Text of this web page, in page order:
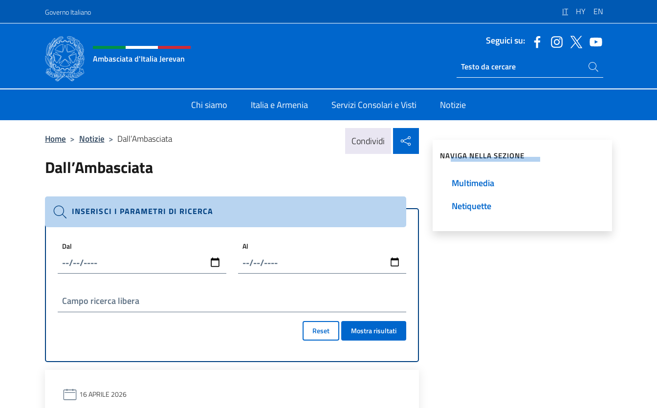
Governo Italiano IT HY EN
Intestazione sito, social e menù
Ambasciata d'Italia Jerevan
Seguici su:
Ricerca sito live
Cerca nel sito
Chi siamo Italia e Armenia Servizi Consolari e Visti Notizie
Home > Notizie > Dall’Ambasciata Condividi
Dall’Ambasciata
INSERISCI I PARAMETRI DI RICERCA
Dal Al
Campo ricerca libera
Reset Mostra risultati
16 APRILE 2026
NAVIGA NELLA SEZIONE
Multimedia
Netiquette